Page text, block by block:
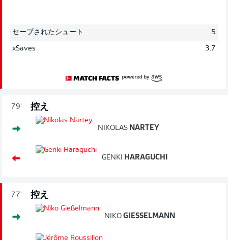
セーブされたシュート 5
xSaves 3.7
79' 控え
NIKOLAS NARTEY
GENKI HARAGUCHI
77' 控え
NIKO GIESSELMANN